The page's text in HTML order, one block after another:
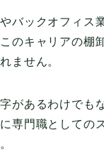
バックオフィス
のキャリアの棚
ません。
があるわけでも
専門職としての